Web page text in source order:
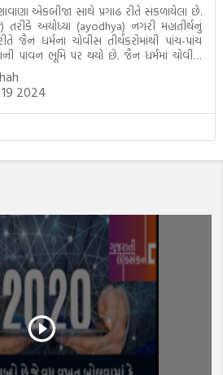
એકબીજા સાથે પ્રગાઢ રીતે સંકળાયેલા છે.
તરીકે અયોધ્યા (ayodhya) નગરી મહાતીર્થનું
ધર્મના ચોવીસ તીર્થંકરોમાંથી પાંચ-પાંચ
પાવન ભૂમિ પર થયો છે. જૈન ધર્મમાં ચોવીસ
કલ્યાણકો અહીં આવ્યાં છે. દરેક તીર્થંકરના
2024